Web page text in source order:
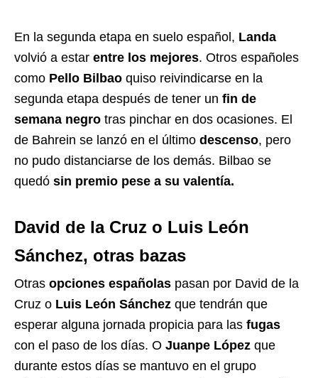
En la segunda etapa en suelo español, Landa
volvió a estar entre los mejores. Otros españoles
como Pello Bilbao quiso reivindicarse en la
segunda etapa después de tener un fin de
semana negro tras pinchar en dos ocasiones. El
de Bahrein se lanzó en el último descenso, pero
no pudo distanciarse de los demás. Bilbao se
quedó sin premio pese a su valentía.
David de la Cruz o Luis León
Sánchez, otras bazas
Otras opciones españolas pasan por David de la
Cruz o Luis León Sánchez que tendrán que
esperar alguna jornada propicia para las fugas
con el paso de los días. O Juanpe López que
durante estos días se mantuvo en el grupo